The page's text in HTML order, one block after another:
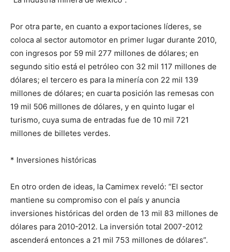
Por otra parte, en cuanto a exportaciones líderes, se
coloca al sector automotor en primer lugar durante 2010,
con ingresos por 59 mil 277 millones de dólares; en
segundo sitio está el petróleo con 32 mil 117 millones de
dólares; el tercero es para la minería con 22 mil 139
millones de dólares; en cuarta posición las remesas con
19 mil 506 millones de dólares, y en quinto lugar el
turismo, cuya suma de entradas fue de 10 mil 721
millones de billetes verdes.
* Inversiones históricas
En otro orden de ideas, la Camimex reveló: “El sector
mantiene su compromiso con el país y anuncia
inversiones históricas del orden de 13 mil 83 millones de
dólares para 2010-2012. La inversión total 2007-2012
ascenderá entonces a 21 mil 753 millones de dólares”.